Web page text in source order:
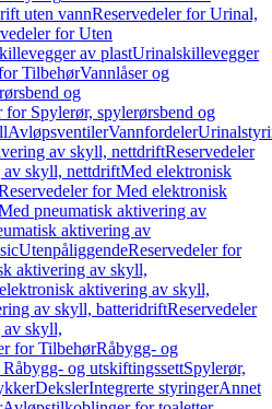
uten vannReservedeler for Urinal,
for Uten
av plastUrinalskillevegger
TilbehørVannlåser og
og
for Spylerør, spylerørsbend og
AvløpsventilerVannfordeler
av skyll, nettdriftReservedeler
skyll, nettdriftMed elektronisk
for Med elektronisk
pneumatisk aktivering av
aktivering av
UtenpåliggendeReservedeler for
aktivering av skyll,
aktivering av skyll,
av skyll, batteridriftReservedeler
av skyll,
for TilbehørRåbygg- og
og utskiftingssettSpylerør,
DekslerIntegrerte styringerAnnet